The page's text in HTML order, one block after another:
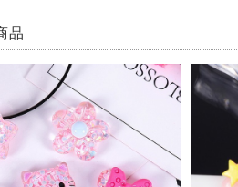
品